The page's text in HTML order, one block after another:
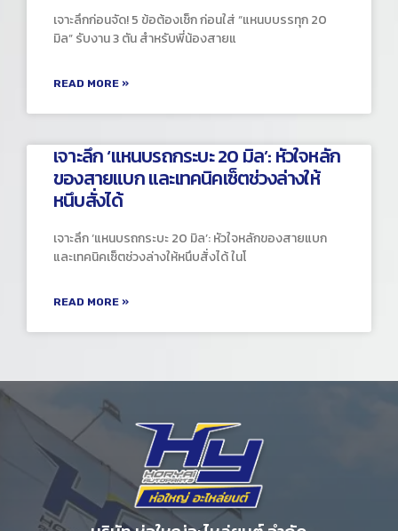
เจาะลึกก่อนจัด! 5 ข้อต้องเช็ก ก่อนใส่ “แหนบบรรทุก 20
มิล” รับงาน 3 ตัน สำหรับพี่น้องสายแ
READ MORE »
เจาะลึก ‘แหนบรถกระบะ 20 มิล’: หัวใจหลัก
ของสายแบก และเทคนิคเซ็ตช่วงล่างให้
หนึบสั่งได้
เจาะลึก ‘แหนบรถกระบะ 20 มิล’: หัวใจหลักของสายแบก
และเทคนิคเซ็ตช่วงล่างให้หนึบสั่งได้ ในโ
READ MORE »